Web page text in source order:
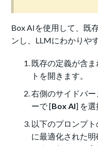
Box AIを使用して、既
ンし、LLMにわかりや
既存の定義が含
トを開きます。
右側のサイドバ
ーで [Box AI] を選
以下のプロンプ
に最適化された